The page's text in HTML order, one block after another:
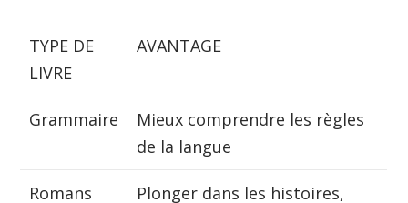
TYPE DE
LIVRE
AVANTAGE
Grammaire
Mieux comprendre les règles
de la langue
Romans Plonger dans les histoires,